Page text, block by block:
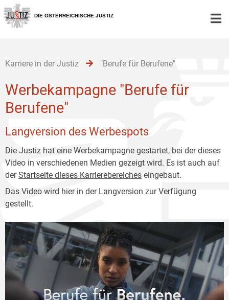
Zur
Hauptnavigation
[1]
Zum
Inhalt
[2]
Zum
Untermenü
[3]
DIE ÖSTERREICHISCHE JUSTIZ
Karriere in der Justiz "Berufe für Berufene"
Werbekampagne "Berufe für
Berufene"
Langversion des Werbespots
Die Justiz hat eine Werbekampagne gestartet, bei der dieses
Video in verschiedenen Medien gezeigt wird. Es ist auch auf
derStartseite dieses Karrierebereiches eingebaut.
Das Video wird hier in der Langversion zur Verfügung
gestellt.